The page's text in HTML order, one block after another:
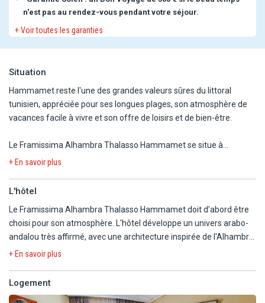
n'est pas au rendez-vous pendant votre séjour.
+ Voir toutes les garanties
Situation
Hammamet reste l'une des grandes valeurs sûres du littoral
tunisien, appréciée pour ses longues plages, son atmosphère de
vacances facile à vivre et son offre de loisirs et de bien-être.
Le Framissima Alhambra Thalasso Hammamet se situe à
Yasmine Hammamet, dans la partie sud de la station, à proximité
300 m de sa plage privée, 2,5 km de la marina et 12 km du centre-
+ En savoir plus
L'hôtel
Le Framissima Alhambra Thalasso Hammamet doit d'abord être
choisi pour son atmosphère. L'hôtel développe un univers arabo-
andalou très affirmé, avec une architecture inspirée de l'Alhambra
et des décors mauresques qui confèrent beaucoup de charme et
cette impression : domaine paysager, plage privée à proximité, et
+ En savoir plus
Logement